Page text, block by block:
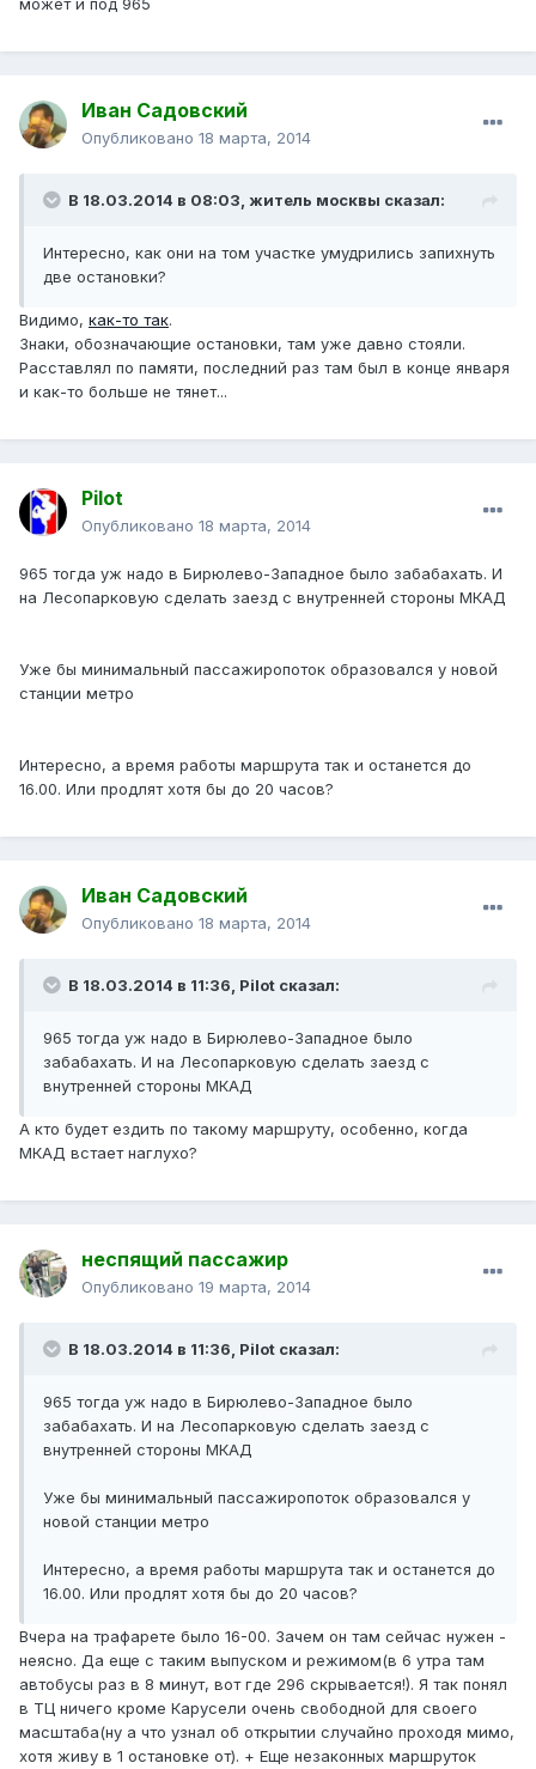
может и под 965
Иван Садовский
Опубликовано 18 марта, 2014
В 18.03.2014 в 08:03, житель москвы сказал:
Интересно, как они на том участке умудрились запихнуть
две остановки?
Видимо, как-то так.
Знаки, обозначающие остановки, там уже давно стояли.
Расставлял по памяти, последний раз там был в конце января
и как-то больше не тянет...
Pilot
Опубликовано 18 марта, 2014
965 тогда уж надо в Бирюлево-Западное было забабахать. И
на Лесопарковую сделать заезд с внутренней стороны МКАД
Уже бы минимальный пассажиропоток образовался у новой
станции метро
Интересно, а время работы маршрута так и останется до
16.00. Или продлят хотя бы до 20 часов?
Иван Садовский
Опубликовано 18 марта, 2014
В 18.03.2014 в 11:36, Pilot сказал:
965 тогда уж надо в Бирюлево-Западное было
забабахать. И на Лесопарковую сделать заезд с
внутренней стороны МКАД
А кто будет ездить по такому маршруту, особенно, когда
МКАД встает наглухо?
неспящий пассажир
Опубликовано 19 марта, 2014
В 18.03.2014 в 11:36, Pilot сказал:
965 тогда уж надо в Бирюлево-Западное было
забабахать. И на Лесопарковую сделать заезд с
внутренней стороны МКАД
Уже бы минимальный пассажиропоток образовался у
новой станции метро
Интересно, а время работы маршрута так и останется до
16.00. Или продлят хотя бы до 20 часов?
Вчера на трафарете было 16-00. Зачем он там сейчас нужен -
неясно. Да еще с таким выпуском и режимом(в 6 утра там
автобусы раз в 8 минут, вот где 296 скрывается!). Я так понял
в ТЦ ничего кроме Карусели очень свободной для своего
масштаба(ну а что узнал об открытии случайно проходя мимо,
хотя живу в 1 остановке от). + Еще незаконных маршруток